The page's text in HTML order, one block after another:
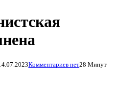
Комментариев нет28 Минут